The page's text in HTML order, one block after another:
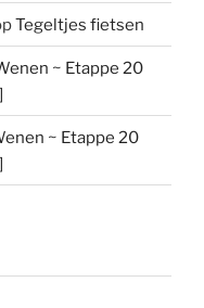
Tegeltjes fietsen
~ Etappe 20
~ Etappe 20